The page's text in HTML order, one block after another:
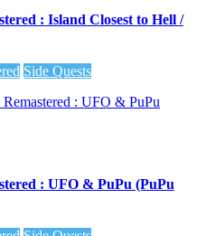
: Island Closest to Hell /
Side Quests
: UFO & PuPu (PuPu